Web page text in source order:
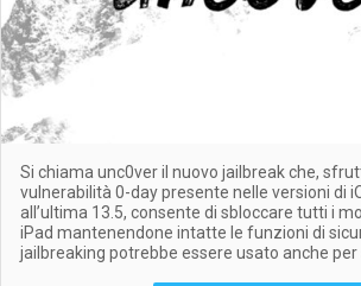
Si chiama unc0ver il nuovo jailbreak che,
vulnerabilità 0-day presente nelle versioni di
all’ultima 13.5, consente di sbloccare tutti i
iPad mantenendone intatte le funzioni di
jailbreaking potrebbe essere usato anche per